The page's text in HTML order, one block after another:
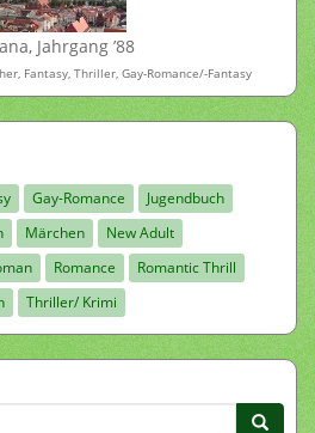
Jahrgang ’88
Fantasy, Thriller, Gay-Romance/-Fantasy
Gay-Romance
Jugendbuch
Märchen
New Adult
Romance
Romantic Thrill
Thriller/ Krimi